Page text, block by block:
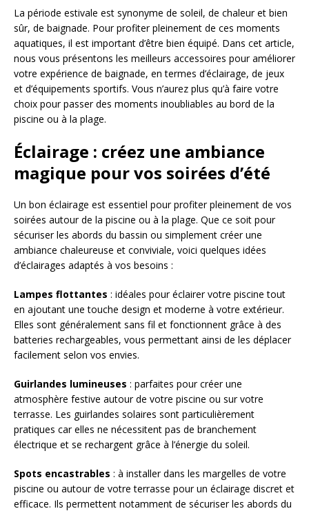
La période estivale est synonyme de soleil, de chaleur et bien
sûr, de baignade. Pour profiter pleinement de ces moments
aquatiques, il est important d’être bien équipé. Dans cet article,
nous vous présentons les meilleurs accessoires pour améliorer
votre expérience de baignade, en termes d’éclairage, de jeux
et d’équipements sportifs. Vous n’aurez plus qu’à faire votre
choix pour passer des moments inoubliables au bord de la
piscine ou à la plage.
Éclairage : créez une ambiance
magique pour vos soirées d’été
Un bon éclairage est essentiel pour profiter pleinement de vos
soirées autour de la piscine ou à la plage. Que ce soit pour
sécuriser les abords du bassin ou simplement créer une
ambiance chaleureuse et conviviale, voici quelques idées
d’éclairages adaptés à vos besoins :
Lampes flottantes : idéales pour éclairer votre piscine tout
en ajoutant une touche design et moderne à votre extérieur.
Elles sont généralement sans fil et fonctionnent grâce à des
batteries rechargeables, vous permettant ainsi de les déplacer
facilement selon vos envies.
Guirlandes lumineuses : parfaites pour créer une
atmosphère festive autour de votre piscine ou sur votre
terrasse. Les guirlandes solaires sont particulièrement
pratiques car elles ne nécessitent pas de branchement
électrique et se rechargent grâce à l’énergie du soleil.
Spots encastrables : à installer dans les margelles de votre
piscine ou autour de votre terrasse pour un éclairage discret et
efficace. Ils permettent notamment de sécuriser les abords du